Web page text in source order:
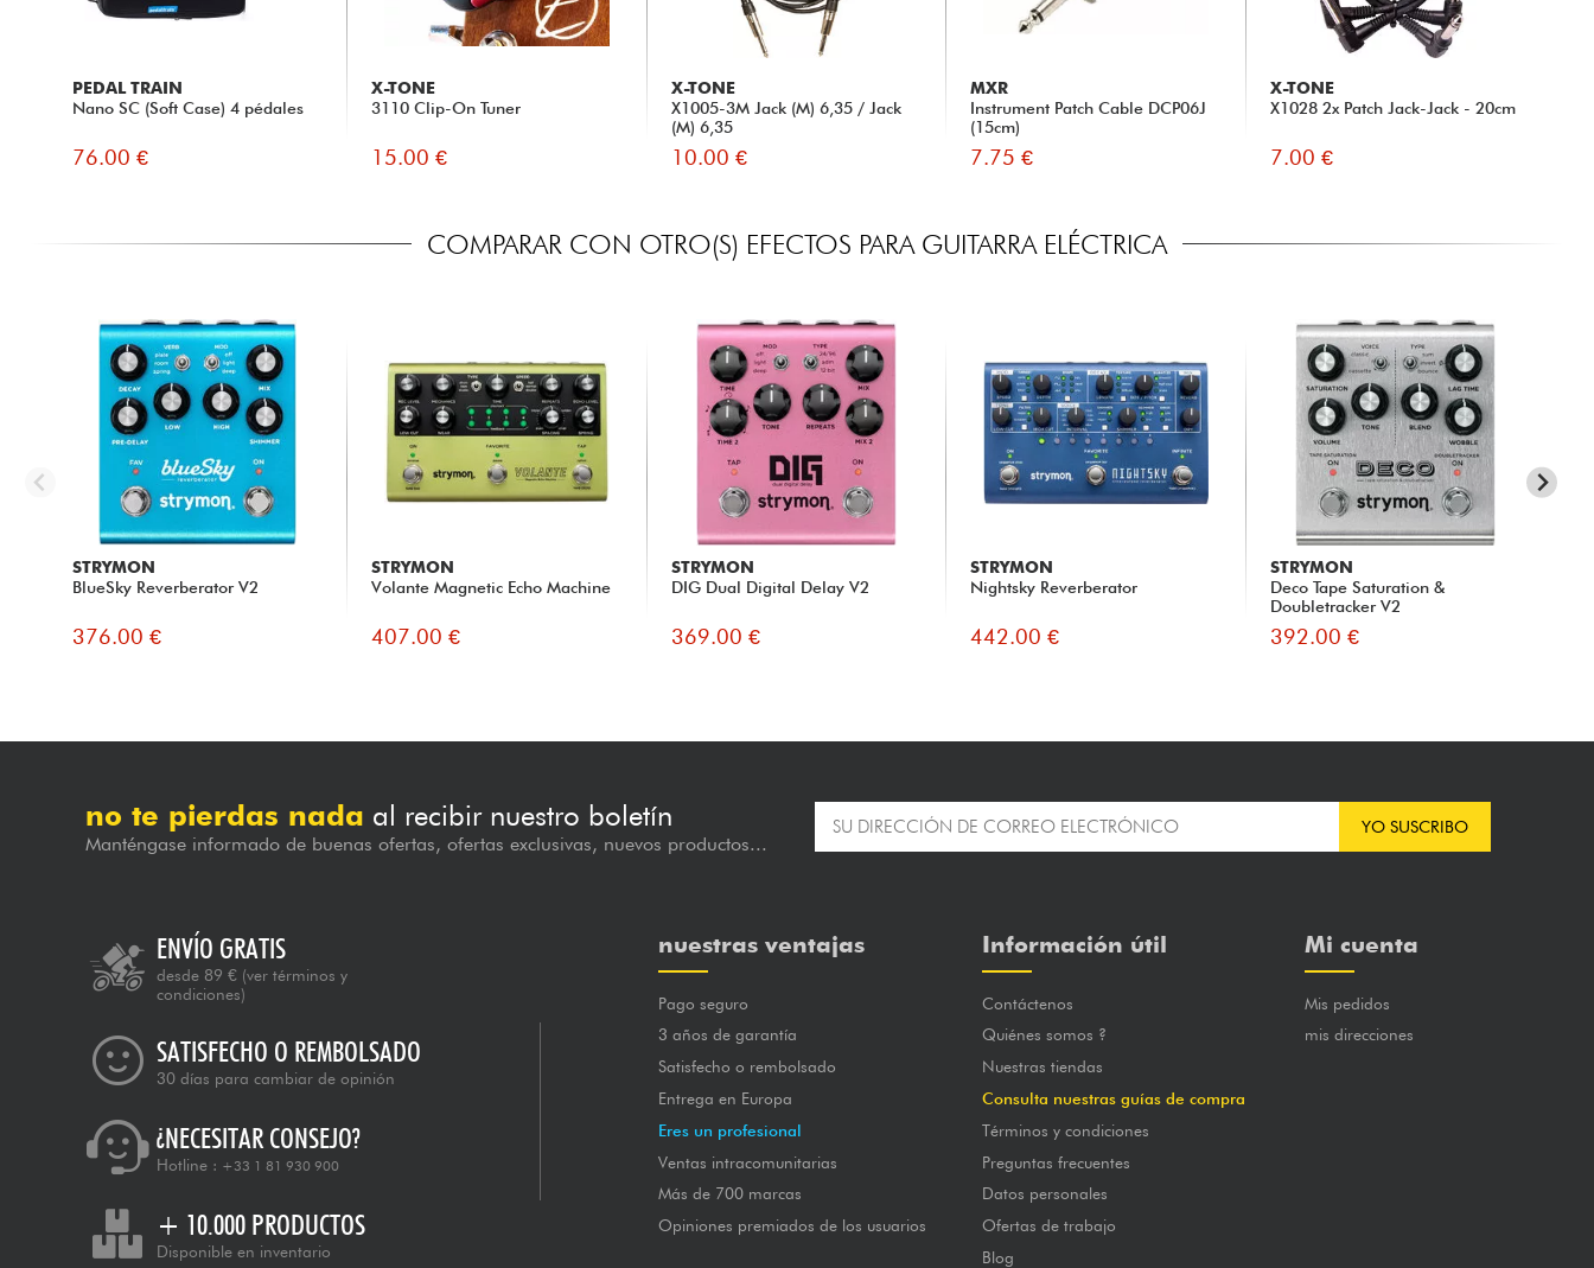
PEDAL TRAIN
Nano SC (Soft Case) 4 pédales
76.00 €
X-TONE
3110 Clip-On Tuner
15.00 €
X-TONE
X1005-3M Jack (M) 6,35 / Jack
(M) 6,35
10.00 €
MXR
Instrument Patch Cable DCP06J
(15cm)
7.75 €
X-TONE
X1028 2x Patch Jack-Jack - 20cm
7.00 €
COMPARAR CON OTRO(S) EFECTOS PARA GUITARRA ELÉCTRICA
STRYMON
BlueSky Reverberator V2
376.00 €
STRYMON
Volante Magnetic Echo Machine
407.00 €
STRYMON
DIG Dual Digital Delay V2
369.00 €
STRYMON
Nightsky Reverberator
442.00 €
STRYMON
Deco Tape Saturation &
Doubletracker V2
392.00 €
no te pierdas nada al recibir nuestro boletín
Manténgase informado de buenas ofertas, ofertas exclusivas, nuevos productos...
YO SUSCRIBO
ENVÍO GRATIS
desde 89 € (ver términos y
condiciones)
SATISFECHO O REMBOLSADO
30 días para cambiar de opinión
¿NECESITAR CONSEJO?
Hotline : +33 1 81 930 900
+ 10.000 PRODUCTOS
Disponible en inventario
nuestras ventajas
Pago seguro
3 años de garantía
Satisfecho o rembolsado
Entrega en Europa
Eres un profesional
Ventas intracomunitarias
Más de 700 marcas
Opiniones premiados de los usuarios
Información útil
Contáctenos
Quiénes somos ?
Nuestras tiendas
Consulta nuestras guías de compra
Términos y condiciones
Preguntas frecuentes
Datos personales
Ofertas de trabajo
Blog
Mi cuenta
Mis pedidos
mis direcciones